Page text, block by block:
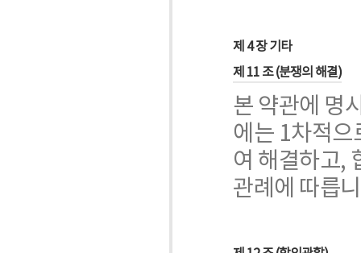
제 4 장 기타
제 11 조 (분쟁의 해결)
본 약관에 명
에는 1차적으
여 해결하고,
관례에 따릅